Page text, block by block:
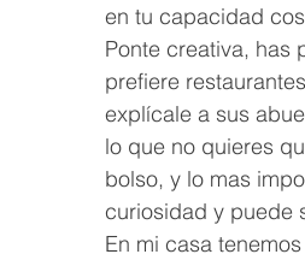
en tu capacidad
Ponte creativa, has
prefiere
explícale a sus
lo que no quieres
bolso, y lo mas
curiosidad y puede
En mi casa